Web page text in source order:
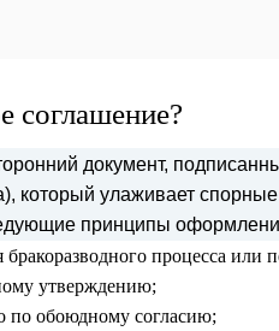
соглашение?
документ,
который улаживает
принципы
бракоразводного процесса или
утверждению;
по обоюдному согласию;